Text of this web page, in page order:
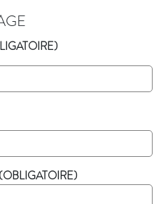
(OBLIGATOIRE)